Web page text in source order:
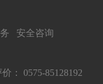
安全咨询
： 0575-85128192